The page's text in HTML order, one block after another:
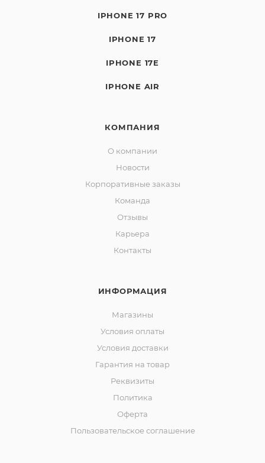
IPHONE 17 PRO
IPHONE 17
IPHONE 17E
IPHONE AIR
КОМПАНИЯ
О компании
Новости
Корпоративные заказы
Команда
Отзывы
Карьера
Контакты
ИНФОРМАЦИЯ
Магазины
Условия оплаты
Условия доставки
Гарантия на товар
Реквизиты
Политика
Оферта
Пользовательское соглашение